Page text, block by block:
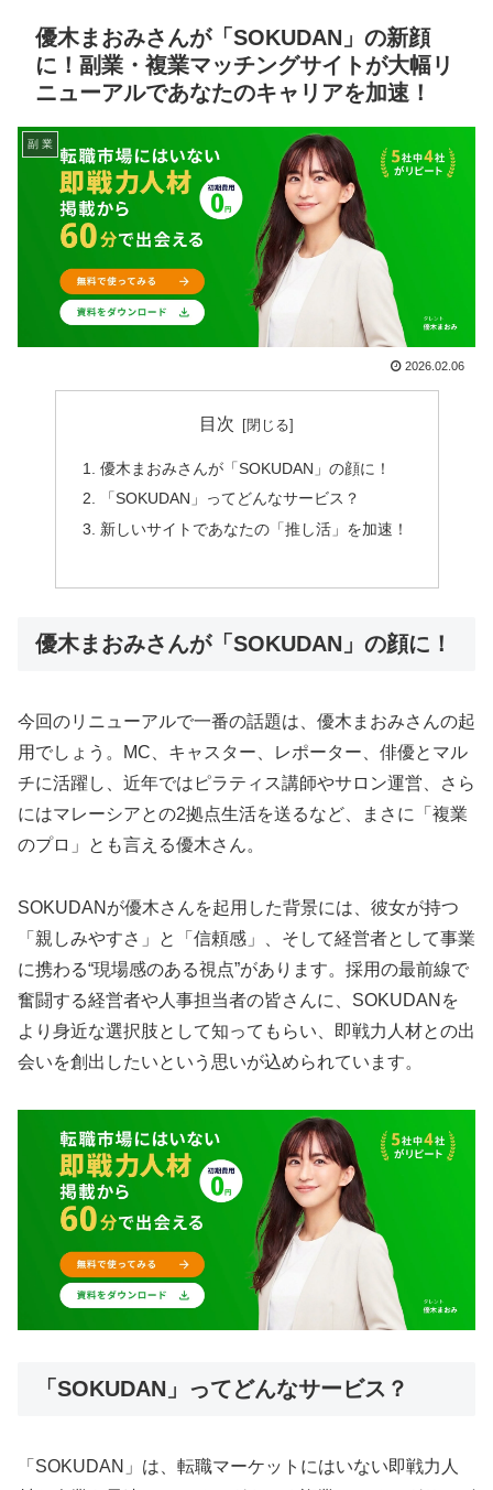
優木まおみさんが「SOKUDAN」の新顔
に！副業・複業マッチングサイトが大幅リ
ニューアルであなたのキャリアを加速！
副 業
2026.02.06
目次
優木まおみさんが「SOKUDAN」の顔に！
「SOKUDAN」ってどんなサービス？
新しいサイトであなたの「推し活」を加速！
優木まおみさんが「SOKUDAN」の顔に！
今回のリニューアルで一番の話題は、優木まおみさんの起
用でしょう。MC、キャスター、レポーター、俳優とマル
チに活躍し、近年ではピラティス講師やサロン運営、さら
にはマレーシアとの2拠点生活を送るなど、まさに「複業
のプロ」とも言える優木さん。
SOKUDANが優木さんを起用した背景には、彼女が持つ
「親しみやすさ」と「信頼感」、そして経営者として事業
に携わる“現場感のある視点”があります。採用の最前線で
奮闘する経営者や人事担当者の皆さんに、SOKUDANを
より身近な選択肢として知ってもらい、即戦力人材との出
会いを創出したいという思いが込められています。
「SOKUDAN」ってどんなサービス？
「SOKUDAN」は、転職マーケットにはいない即戦力人